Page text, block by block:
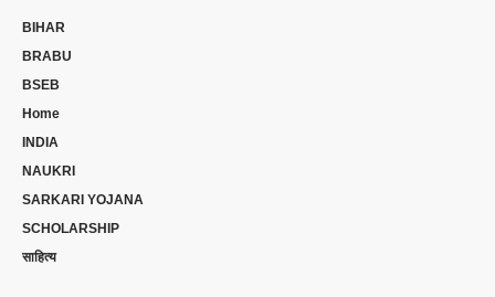
BIHAR
BRABU
BSEB
Home
INDIA
NAUKRI
SARKARI YOJANA
SCHOLARSHIP
साहित्य